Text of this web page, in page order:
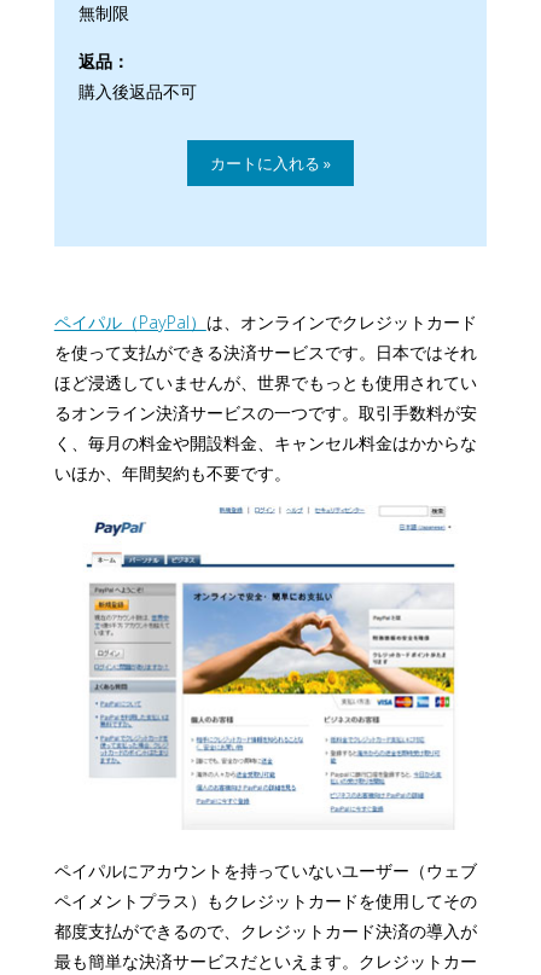
無制限
返品：
購入後返品不可
ペイパル（PayPal） は、オンラインでクレジットカード
を使って支払ができる決済サービスです。日本ではそれ
ほど浸透していませんが、世界でもっとも使用されてい
るオンライン決済サービスの一つです。取引手数料が安
く、毎月の料金や開設料金、キャンセル料金はかからな
いほか、年間契約も不要です。
ペイパルにアカウントを持っていないユーザー（ウェブ
ペイメントプラス）もクレジットカードを使用してその
都度支払ができるので、クレジットカード決済の導入が
最も簡単な決済サービスだといえます。クレジットカー